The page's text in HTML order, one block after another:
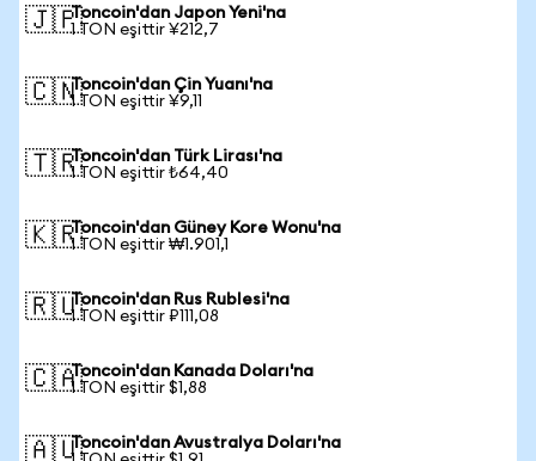
🇯🇵Toncoin'dan Japon Yeni'na
1 TON eşittir ¥212,7
🇨🇳Toncoin'dan Çin Yuanı'na
1 TON eşittir ¥9,11
🇹🇷Toncoin'dan Türk Lirası'na
1 TON eşittir ₺64,40
🇰🇷Toncoin'dan Güney Kore Wonu'na
1 TON eşittir ₩1.901,1
🇷🇺Toncoin'dan Rus Rublesi'na
1 TON eşittir ₽111,08
🇨🇦Toncoin'dan Kanada Doları'na
1 TON eşittir $1,88
🇦🇺Toncoin'dan Avustralya Doları'na